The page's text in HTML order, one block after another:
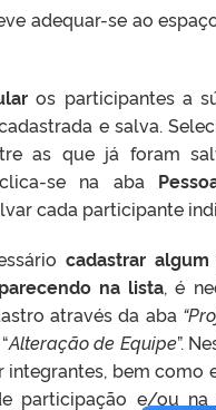
adequar-se ao
os participantes a
e salva.
as que já foram
se na aba
cada participante
cadastrar
na lista, é
através da aba
“Alteração de Equipe”.
bem como
participação e/ou na